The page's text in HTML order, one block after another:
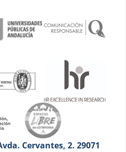
Cervantes, 2. 29071